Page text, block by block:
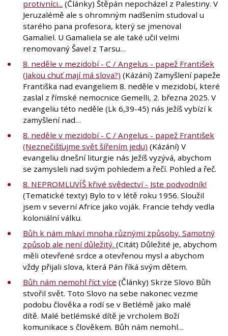
protivníci... (Články) Štěpán nepocházel z Palestiny. V
Jeruzalémě ale s ohromným nadšením studoval u
starého pana profesora, který se jmenoval
Gamaliel. U Gamaliela se ale také učil velmi
renomovaný Šavel z Tarsu…
8. neděle v mezidobí - C / Angelus - papež František
(Jakou chuť mají má slova?) (Kázání) Zamyšlení papeže
Františka nad evangeliem 8. neděle v mezidobí, které
zaslal z římské nemocnice Gemelli, 2. března 2025. V
evangeliu této neděle (Lk 6,39-45) nás Ježíš vybízí k
zamyšlení nad…
8. neděle v mezidobí - C / Angelus - papež František
(Neznečišťujme svět šířením jedu) (Kázání) V
evangeliu dnešní liturgie nás Ježíš vyzývá, abychom
se zamysleli nad svým pohledem a řečí. Pohled a řeč.
8. NEPROMLUVÍŠ křivé svědectví - Jste podvodník!
(Tematické texty) Bylo to v létě roku 1956. Sloužil
jsem v severní Africe jako voják. Francie tehdy vedla
koloniální válku.
Bůh k nám mluví mnoha různými způsoby. Samotný
způsob ale není důležitý. (Citát) Důležité je, abychom
měli otevřené srdce a otevřenou mysl a abychom
vždy přijali slova, která Pán říká svým dětem.
Bůh nám nemohl říct více (Články) Skrze Slovo Bůh
stvořil svět. Toto Slovo na sebe nakonec vezme
podobu člověka a rodí se v Betlémě jako malé
dítě. Malé betlémské dítě je vrcholem Boží
komunikace s člověkem. Bůh nám nemohl…